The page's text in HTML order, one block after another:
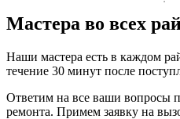
Мастера во всех
Наши мастера есть в каждом
течение 30 минут после
Ответим на все ваши вопросы
ремонта. Примем заявку на